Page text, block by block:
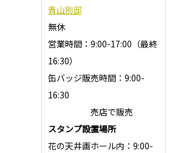
青山別邸
無休
営業時間：9:00-17:00（最終
16:30）
缶バッジ販売時間：9:00-
16:30
売店で販売
スタンプ設置場所
花の天井画ホール内：9:00-